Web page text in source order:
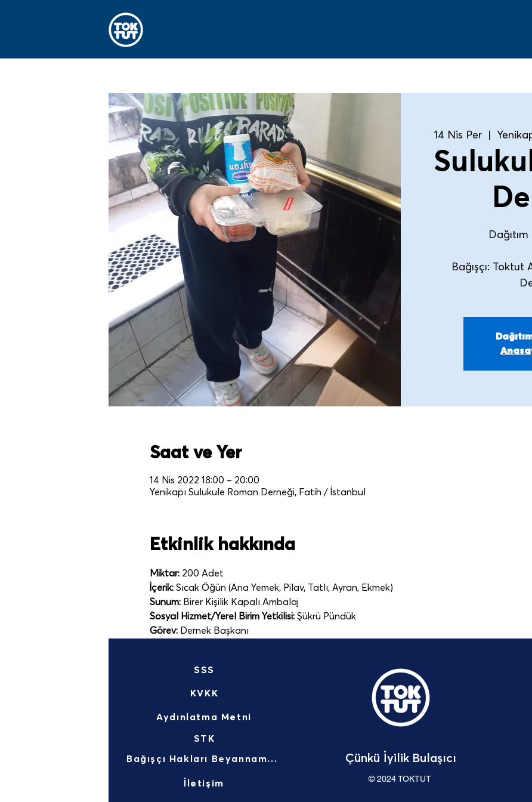
14 Nis Per
  |
Bağışçı: Toktut
Saat ve Yer
14 Nis 2022 18:00 – 20:00
Yenikapı Sulukule Roman Derneği, Fatih / İstanbul
Etkinlik hakkında
Miktar: 200 Adet
İçerik: Sıcak Öğün (Ana Yemek, Pilav, Tatlı, Ayran, Ekmek)
Sunum: Birer Kişilik Kapalı Ambalaj
Sosyal Hizmet/Yerel Birim Yetkilisi: Şükrü Pündük
Görev: Dernek Başkanı
SSS
KVKK
STK
Bağışçı Hakları Beyannamesi
Aydınlatma Metni
İletişim
Çünkü İyilik Bulaşıcı
© 2024 TOKTUT